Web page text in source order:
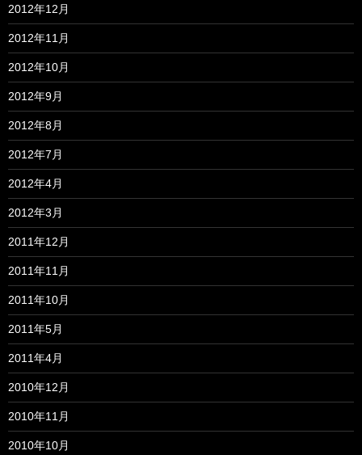
2012年12月
2012年11月
2012年10月
2012年9月
2012年8月
2012年7月
2012年4月
2012年3月
2011年12月
2011年11月
2011年10月
2011年5月
2011年4月
2010年12月
2010年11月
2010年10月